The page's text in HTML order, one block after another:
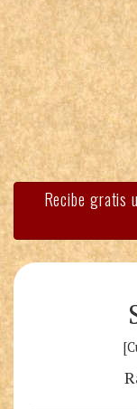
Recibe gratis